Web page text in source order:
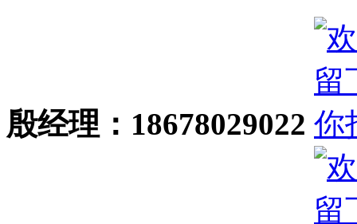
殷经理：18678029022